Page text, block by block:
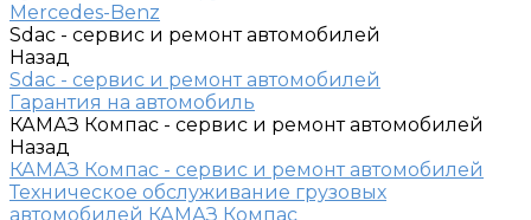
Mercedes-Benz
Sdac - сервис и ремонт автомобилей
Назад
Sdac - сервис и ремонт автомобилей
Гарантия на автомобиль
КАМАЗ Компас - сервис и ремонт автомобилей
Назад
КАМАЗ Компас - сервис и ремонт автомобилей
Техническое обслуживание грузовых
автомобилей КАМАЗ Компас